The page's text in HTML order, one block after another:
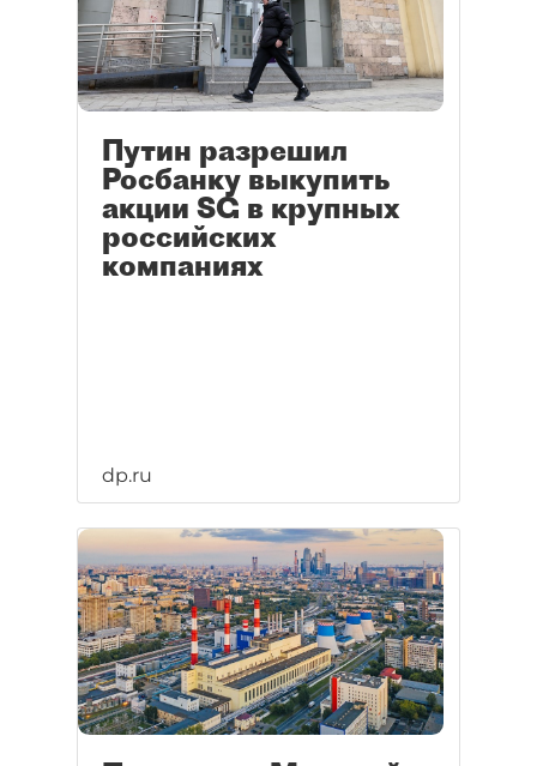
Путин разрешил
Росбанку выкупить
акции SG в крупных
российских
компаниях
dp.ru